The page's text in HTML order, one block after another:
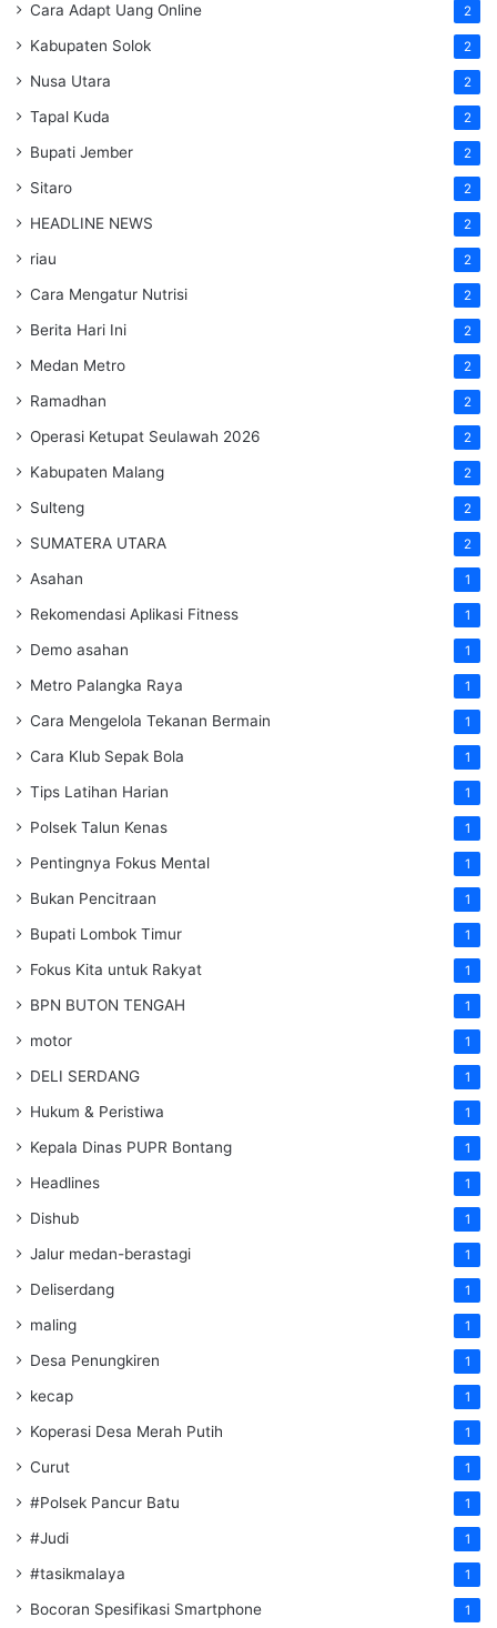
Cara Adapt Uang Online 2
Kabupaten Solok 2
Nusa Utara 2
Tapal Kuda 2
Bupati Jember 2
Sitaro 2
HEADLINE NEWS 2
riau 2
Cara Mengatur Nutrisi 2
Berita Hari Ini 2
Medan Metro 2
Ramadhan 2
Operasi Ketupat Seulawah 2026 2
Kabupaten Malang 2
Sulteng 2
SUMATERA UTARA 2
Asahan 1
Rekomendasi Aplikasi Fitness 1
Demo asahan 1
Metro Palangka Raya 1
Cara Mengelola Tekanan Bermain 1
Cara Klub Sepak Bola 1
Tips Latihan Harian 1
Polsek Talun Kenas 1
Pentingnya Fokus Mental 1
Bukan Pencitraan 1
Bupati Lombok Timur 1
Fokus Kita untuk Rakyat 1
BPN BUTON TENGAH 1
motor 1
DELI SERDANG 1
Hukum & Peristiwa 1
Kepala Dinas PUPR Bontang 1
Headlines 1
Dishub 1
Jalur medan-berastagi 1
Deliserdang 1
maling 1
Desa Penungkiren 1
kecap 1
Koperasi Desa Merah Putih 1
Curut 1
#Polsek Pancur Batu 1
#Judi 1
#tasikmalaya 1
Bocoran Spesifikasi Smartphone 1